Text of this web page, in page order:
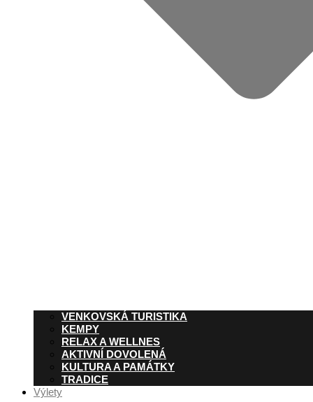
VENKOVSKÁ TURISTIKA
KEMPY
RELAX A WELLNES
AKTIVNÍ DOVOLENÁ
KULTURA A PAMÁTKY
TRADICE
Výlety